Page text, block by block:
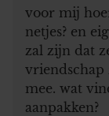
voor mij
netjes? en
zal zijn dat
vriendschap
mee. wat
aanpakken?